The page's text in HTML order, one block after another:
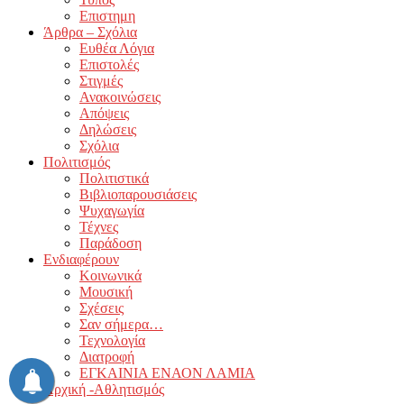
Επιστημη
Άρθρα – Σχόλια
Ευθέα Λόγια
Επιστολές
Στιγμές
Ανακοινώσεις
Απόψεις
Δηλώσεις
Σχόλια
Πολιτισμός
Πολιτιστικά
Βιβλιοπαρουσιάσεις
Ψυχαγωγία
Τέχνες
Παράδοση
Ενδιαφέρουν
Κοινωνικά
Μουσική
Σχέσεις
Σαν σήμερα…
Τεχνολογία
Διατροφή
ΕΓΚΑΙΝΙΑ ΕΝΑΟΝ ΛΑΜΙΑ
Αρχική -Αθλητισμός